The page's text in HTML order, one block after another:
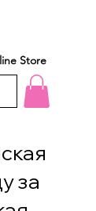
Store
за